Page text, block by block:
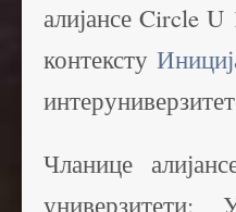
алијансе Circle
контексту
Чланице